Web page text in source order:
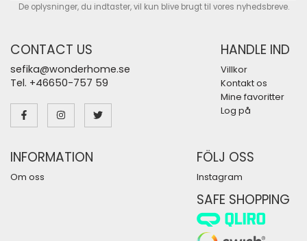
De oplysninger, du indtaster, vil kun blive brugt til vores nyhedsbreve.
CONTACT US
sefika@wonderhome.se
Tel. +46650-757 59
HANDLE IND
Villkor
Kontakt os
Mine favoritter
Log på
INFORMATION
Om oss
FÖLJ OSS
Instagram
SAFE SHOPPING